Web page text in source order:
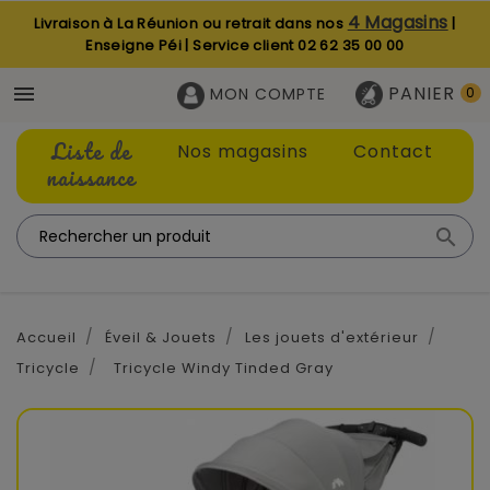
Livraison à La Réunion ou retrait dans nos 4 Magasins |
Enseigne Péi | Service client02 62 35 00 00
 PANIER 0
MON COMPTE
Liste de
naissance
Nos magasins Contact

Accueil Éveil & Jouets
Les jouets d'extérieur
Tricycle
Tricycle Windy Tinded Gray